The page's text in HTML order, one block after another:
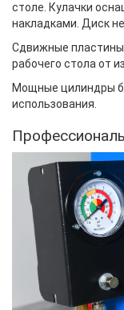
столе. Кулачки
накладками. Диск
Сдвижные
рабочего стола от
Мощные цилиндры
использования.